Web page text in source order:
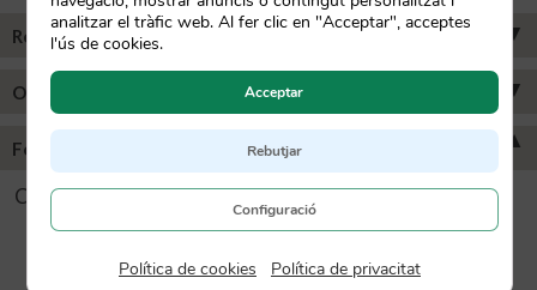
Recomanacions de consum: ▼
Origen i característiques: ▼
Format: ▼
Cada caixa conté 50 càpsules COMPOSTABLES.
analitzar el tràfic web. Al fer clic en "Acceptar", acceptes
l'ús de cookies.
Acceptar
Rebutjar
Configuració
Política de cookies Política de privacitat